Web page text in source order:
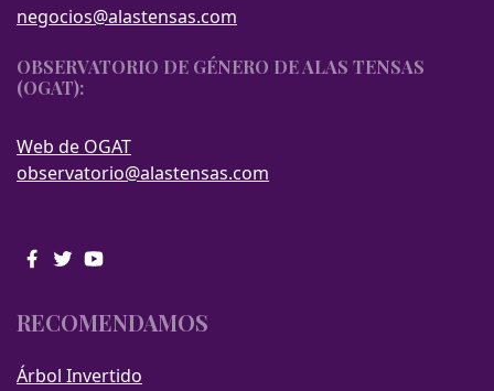
negocios@alastensas.com
OBSERVATORIO DE GÉNERO DE ALAS TENSAS
(OGAT):
Web de OGAT
observatorio@alastensas.com
RECOMENDAMOS
Árbol Invertido